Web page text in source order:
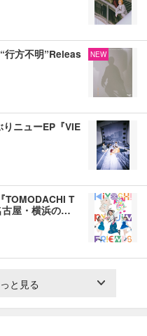
行方不明”Releas
NEW
ニューEP『VIE
TOMODACHI T
屋・横浜の…
と見る